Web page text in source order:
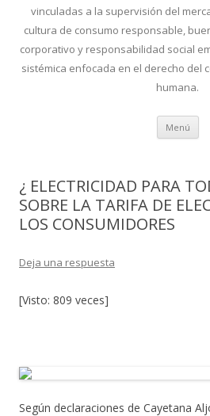
vinculadas a la supervisión del
cultura de consumo responsable,
corporativo y responsabilidad social
sistémica enfocada en el derecho del
humana.
Menú Ir
¿ ELECTRICIDAD PARA
SOBRE LA TARIFA DE
LOS CONSUMIDORES
Deja una respuesta
[Visto: 809 veces]
Según declaraciones de Cayetana